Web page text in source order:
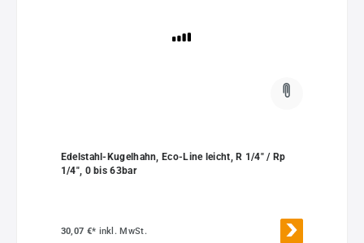
Edelstahl-Kugelhahn, Eco-Line leicht, R 1/4" / Rp
1/4", 0 bis 63bar
30,07 €* inkl. MwSt.